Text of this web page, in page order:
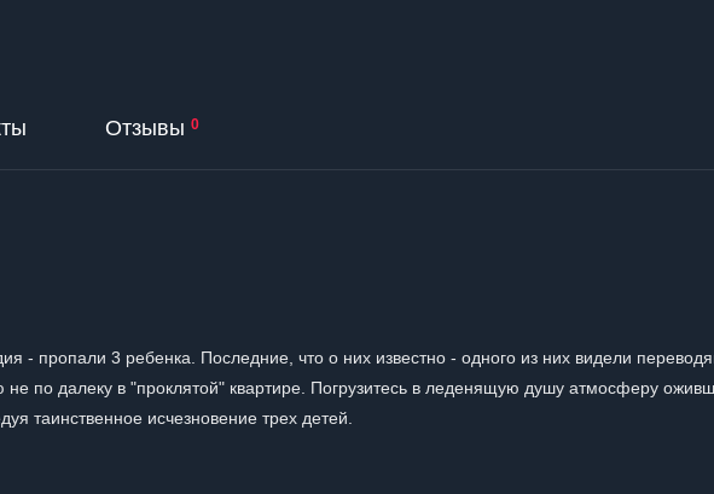
Отзывы 0
- пропали 3 ребенка. Последние, что о них известно - одного из них видели
не по далеку в "проклятой" квартире. Погрузитесь в леденящую душу атмосферу
таинственное исчезновение трех детей.